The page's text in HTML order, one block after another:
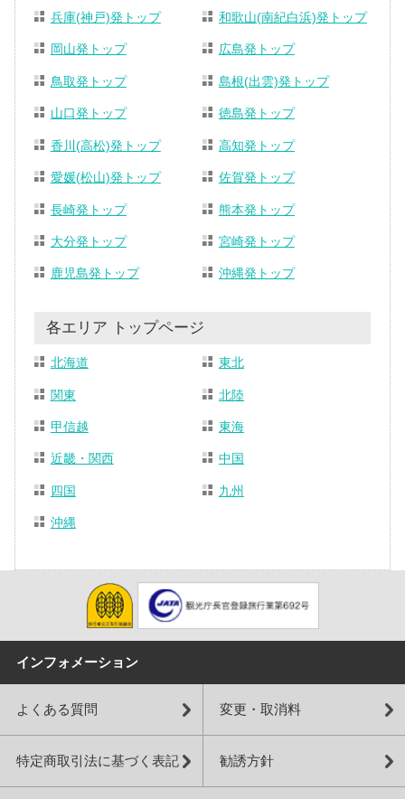
兵庫(神戸)発トップ 和歌山(南紀白浜)発トップ
岡山発トップ 広島発トップ
鳥取発トップ 島根(出雲)発トップ
山口発トップ 徳島発トップ
香川(高松)発トップ 高知発トップ
愛媛(松山)発トップ 佐賀発トップ
長崎発トップ 熊本発トップ
大分発トップ 宮崎発トップ
鹿児島発トップ 沖縄発トップ
各エリア トップページ
北海道 東北
関東 北陸
甲信越 東海
近畿・関西 中国
四国 九州
沖縄
インフォメーション
よくある質問 変更・取消料
特定商取引法に基づく表記 勧誘方針